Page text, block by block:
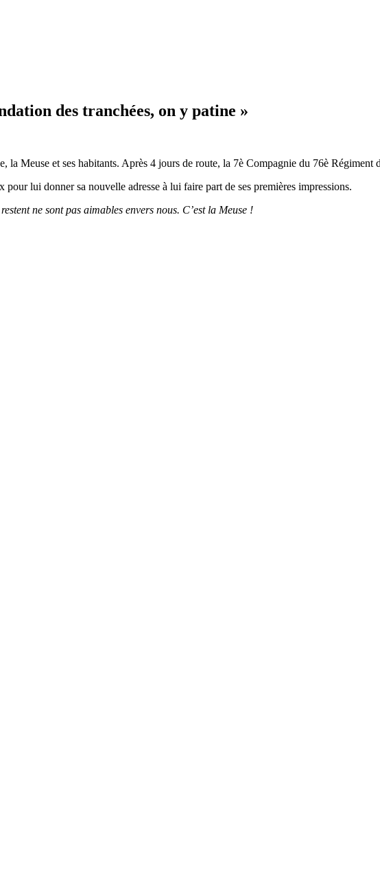
des tranchées, on y patine »
Meuse et ses habitants. Après 4 jours de route, la 7è Compagnie du 76è
lui donner sa nouvelle adresse à lui faire part de ses premières impressions.
ne sont pas aimables envers nous. C’est la Meuse !